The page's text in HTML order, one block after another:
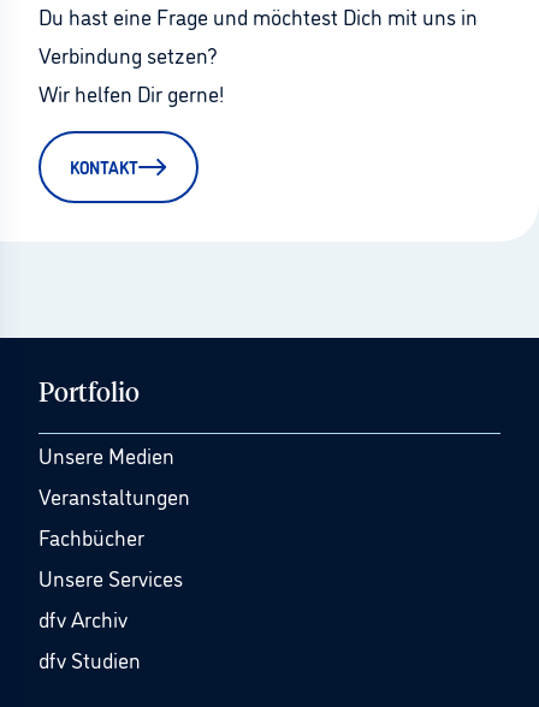
Du hast eine Frage und möchtest Dich mit uns in
Verbindung setzen?
Wir helfen Dir gerne!
KONTAKT
Portfolio
Unsere Medien
Veranstaltungen
Fachbücher
Unsere Services
dfv Archiv
dfv Studien